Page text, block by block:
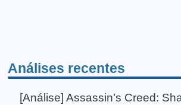
Análises recentes
[Análise] Assassin’s Creed: